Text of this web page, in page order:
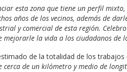
esta zona que tiene un perfil
años de los vecinos, además de
y comercial de esta región.
mejorarle la vida a los ciudadanos de
de la totalidad de los trabajos
de un kilómetro y medio de